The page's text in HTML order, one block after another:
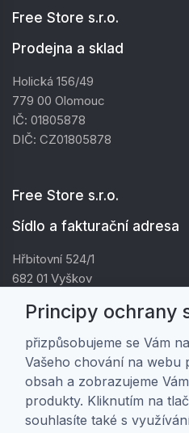
Free Store s.r.o.
Prodejna a sklad
Holická 156/49
779 00 Olomouc
IČ: 01805878
DIČ: CZ01805878
Free Store s.r.o.
Sídlo a fakturační adresa
Hřbitovní 524/1
682 01 Vyškov
DIČ: CZ01805878
Zákaznická péče
Doprava a platba
Obchodní podmínky
Principy ochrany
přizpůsobujeme se Vám
Vašeho chování na webu
obsah a zobrazujeme
produkty. Kliknutím na
souhlasíte také s